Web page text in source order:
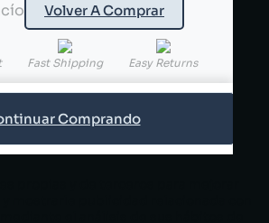
Volver A Comprar
Fast Shipping Easy Returns
Comprando